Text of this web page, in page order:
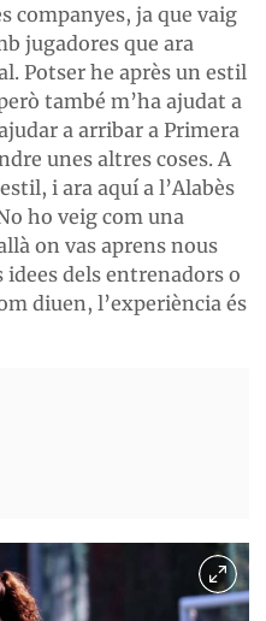
companyes, ja que vaig
jugadores que ara
Potser he après un estil
també m’ha ajudat a
a arribar a Primera
unes altres coses. A
i ara aquí a l’Alabès
ho veig com una
on vas aprens nous
dels entrenadors o
diuen, l’experiència és